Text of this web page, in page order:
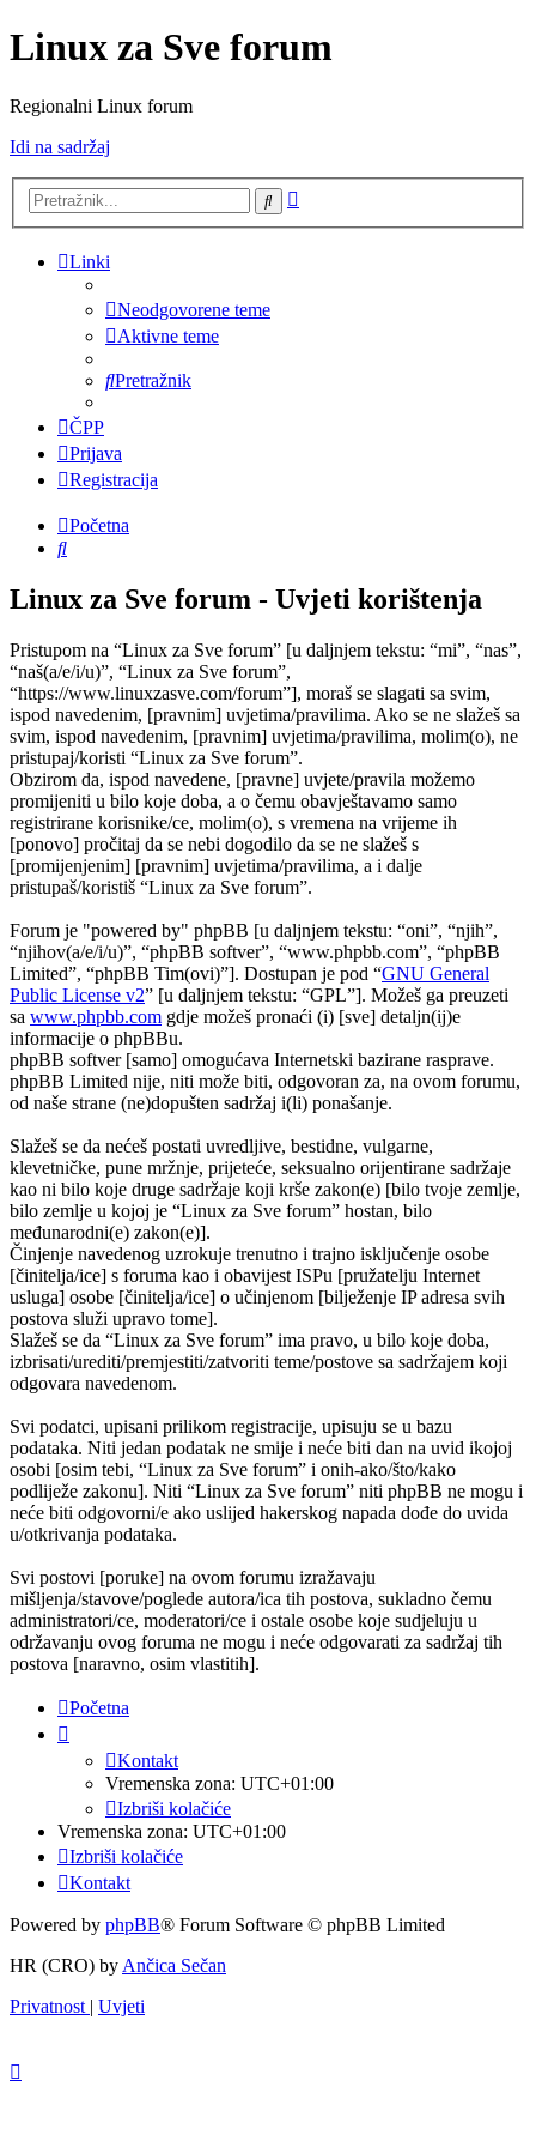
Linux za Sve forum
Regionalni Linux forum
Idi na sadržaj
Pretražnik
Linki
Neodgovorene teme
Aktivne teme
Pretražnik
ČPP
Prijava
Registracija
Početna
Pretražnik
Linux za Sve forum - Uvjeti korištenja
Pristupom na “Linux za Sve forum” [u daljnjem tekstu: “mi”, “nas”,
“naš(a/e/i/u)”, “Linux za Sve forum”,
“https://www.linuxzasve.com/forum”], moraš se slagati sa svim,
ispod navedenim, [pravnim] uvjetima/pravilima. Ako se ne slažeš sa
svim, ispod navedenim, [pravnim] uvjetima/pravilima, molim(o), ne
pristupaj/koristi “Linux za Sve forum”.
Obzirom da, ispod navedene, [pravne] uvjete/pravila možemo
promijeniti u bilo koje doba, a o čemu obavještavamo samo
registrirane korisnike/ce, molim(o), s vremena na vrijeme ih
[ponovo] pročitaj da se nebi dogodilo da se ne slažeš s
[promijenjenim] [pravnim] uvjetima/pravilima, a i dalje
pristupaš/koristiš “Linux za Sve forum”.
Forum je "powered by" phpBB [u daljnjem tekstu: “oni”, “njih”,
“njihov(a/e/i/u)”, “phpBB softver”, “www.phpbb.com”, “phpBB
Limited”, “phpBB Tim(ovi)”]. Dostupan je pod “GNU General
Public License v2” [u daljnjem tekstu: “GPL”]. Možeš ga preuzeti
sa www.phpbb.com gdje možeš pronaći (i) [sve] detaljn(ij)e
informacije o phpBBu.
phpBB softver [samo] omogućava Internetski bazirane rasprave.
phpBB Limited nije, niti može biti, odgovoran za, na ovom forumu,
od naše strane (ne)dopušten sadržaj i(li) ponašanje.
Slažeš se da nećeš postati uvredljive, bestidne, vulgarne,
klevetničke, pune mržnje, prijeteće, seksualno orijentirane sadržaje
kao ni bilo koje druge sadržaje koji krše zakon(e) [bilo tvoje zemlje,
bilo zemlje u kojoj je “Linux za Sve forum” hostan, bilo
međunarodni(e) zakon(e)].
Činjenje navedenog uzrokuje trenutno i trajno isključenje osobe
[činitelja/ice] s foruma kao i obavijest ISPu [pružatelju Internet
usluga] osobe [činitelja/ice] o učinjenom [bilježenje IP adresa svih
postova služi upravo tome].
Slažeš se da “Linux za Sve forum” ima pravo, u bilo koje doba,
izbrisati/urediti/premjestiti/zatvoriti teme/postove sa sadržajem koji
odgovara navedenom.
Svi podatci, upisani prilikom registracije, upisuju se u bazu
podataka. Niti jedan podatak ne smije i neće biti dan na uvid ikojoj
osobi [osim tebi, “Linux za Sve forum” i onih-ako/što/kako
podliježe zakonu]. Niti “Linux za Sve forum” niti phpBB ne mogu i
neće biti odgovorni/e ako uslijed hakerskog napada dođe do uvida
u/otkrivanja podataka.
Svi postovi [poruke] na ovom forumu izražavaju
mišljenja/stavove/poglede autora/ica tih postova, sukladno čemu
administratori/ce, moderatori/ce i ostale osobe koje sudjeluju u
održavanju ovog foruma ne mogu i neće odgovarati za sadržaj tih
postova [naravno, osim vlastitih].
Početna
Kontakt
Vremenska zona: UTC+01:00
Izbriši kolačiće
Vremenska zona: UTC+01:00
Izbriši kolačiće
Kontakt
Powered by phpBB® Forum Software © phpBB Limited
HR (CRO) by Ančica Sečan
Privatnost | Uvjeti